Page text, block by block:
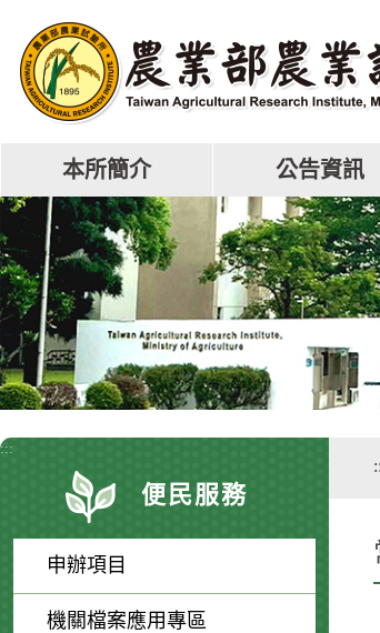
本所簡介 公告資訊
:::
便民服務
申辦項目
機關檔案應用專區